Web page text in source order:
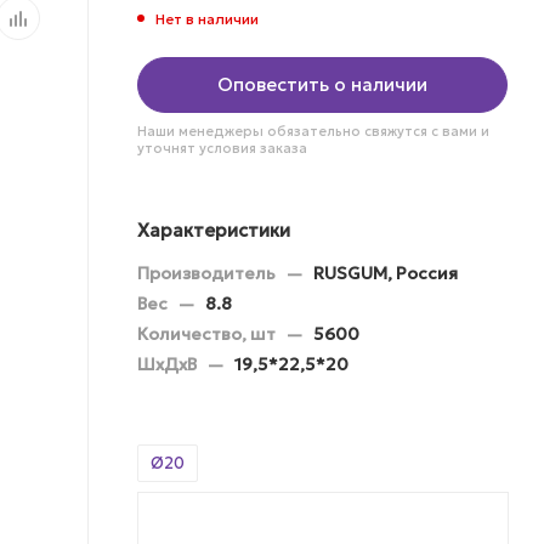
Нет в наличии
Оповестить о наличии
Наши менеджеры обязательно свяжутся с вами и
уточнят условия заказа
Характеристики
Производитель — RUSGUM, Россия
Вес — 8.8
Количество, шт — 5600
ШхДхВ — 19,5*22,5*20
Ø20